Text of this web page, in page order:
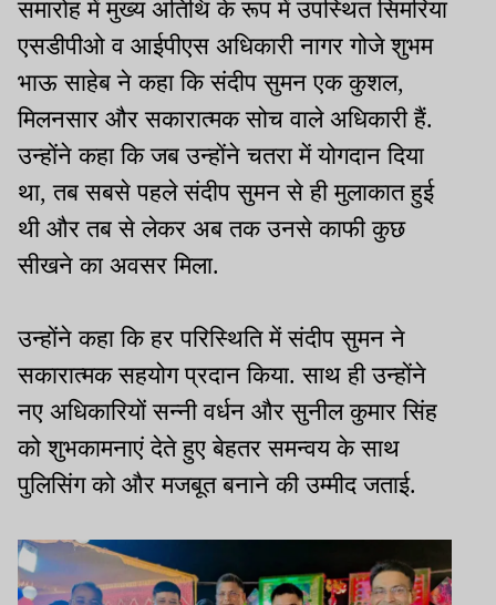
समारोह में मुख्य अतिथि के रूप में उपस्थित सिमरिया
एसडीपीओ व आईपीएस अधिकारी नागर गोजे शुभम
भाऊ साहेब ने कहा कि संदीप सुमन एक कुशल,
मिलनसार और सकारात्मक सोच वाले अधिकारी हैं.
उन्होंने कहा कि जब उन्होंने चतरा में योगदान दिया
था, तब सबसे पहले संदीप सुमन से ही मुलाकात हुई
थी और तब से लेकर अब तक उनसे काफी कुछ
सीखने का अवसर मिला.
उन्होंने कहा कि हर परिस्थिति में संदीप सुमन ने
सकारात्मक सहयोग प्रदान किया. साथ ही उन्होंने
नए अधिकारियों सन्नी वर्धन और सुनील कुमार सिंह
को शुभकामनाएं देते हुए बेहतर समन्वय के साथ
पुलिसिंग को और मजबूत बनाने की उम्मीद जताई.